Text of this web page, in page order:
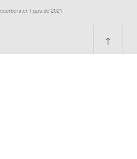
Tipps.de 2021
↑